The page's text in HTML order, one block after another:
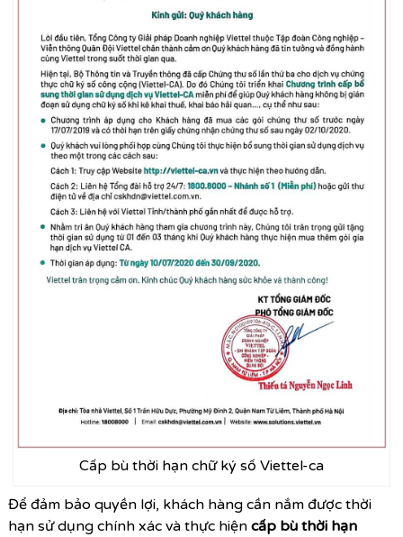
Cấp bù thời hạn chữ ký số Viettel-ca
Để đảm bảo quyền lợi, khách hàng cần nắm được thời
hạn sử dụng chính xác và thực hiện cấp bù thời hạn